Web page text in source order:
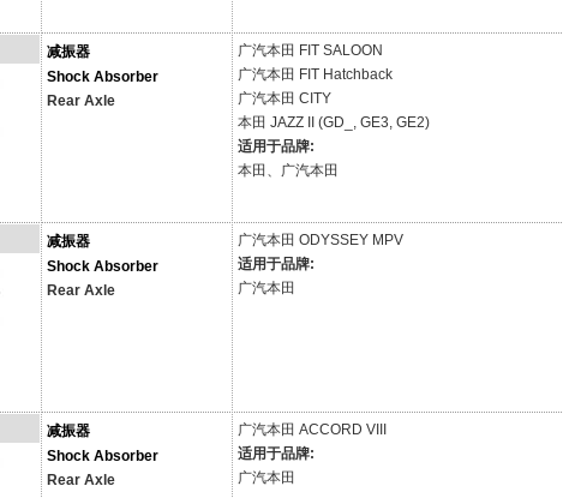
减振器
Shock Absorber
Rear Axle
广汽本田 FIT SALOON
广汽本田 FIT Hatchback
广汽本田 CITY
本田 JAZZ II (GD_, GE3, GE2)
适用于品牌:
本田、广汽本田
减振器
Shock Absorber
Rear Axle
广汽本田 ODYSSEY MPV
适用于品牌:
广汽本田
减振器
Shock Absorber
Rear Axle
广汽本田 ACCORD VIII
适用于品牌:
广汽本田